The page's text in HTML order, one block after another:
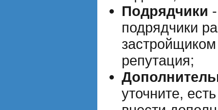
Подрядчики
подрядчики
репутация;
уточните,